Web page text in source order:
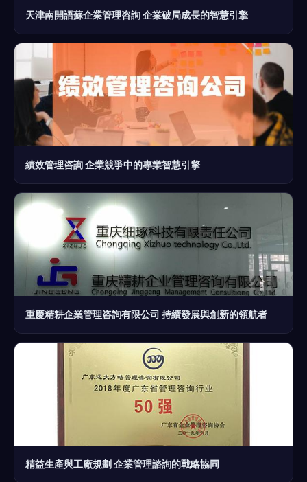
天津南開語蘇企業管理咨詢 企業破局成長的智慧引擎
績效管理咨詢 企業競爭中的專業智慧引擎
重慶精耕企業管理咨詢有限公司 持續發展與創新的領航者
精益生產與工廠規劃 企業管理諮詢的戰略協同